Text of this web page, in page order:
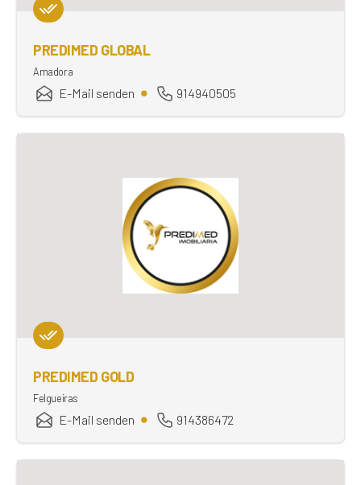
PREDIMED GLOBAL
Amadora
E-Mail senden 914940505
PREDIMED GOLD
Felgueiras
E-Mail senden 914386472